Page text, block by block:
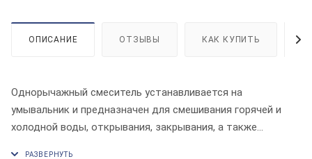
ОПИСАНИЕ ОТЗЫВЫ КАК КУПИТЬ
Однорычажный смеситель устанавливается на
умывальник и предназначен для смешивания горячей и
холодной воды, открывания, закрывания, а также